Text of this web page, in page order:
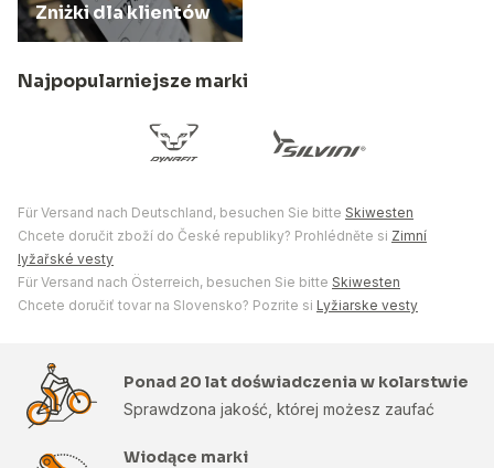
Zniżki dla klientów
Najpopularniejsze marki
Für Versand nach Deutschland, besuchen Sie bitte Skiwesten
Chcete doručit zboží do České republiky? Prohlédněte si Zimní
lyžařské vesty
Für Versand nach Österreich, besuchen Sie bitte Skiwesten
Chcete doručiť tovar na Slovensko? Pozrite si Lyžiarske vesty
Ponad 20 lat doświadczenia w kolarstwie
Sprawdzona jakość, której możesz zaufać
Wiodące marki